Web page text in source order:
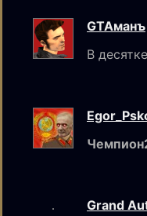
GTAмaнъ
В
Grand